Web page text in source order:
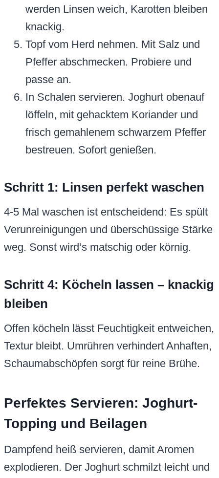
werden Linsen weich, Karotten bleiben
knackig.
Topf vom Herd nehmen. Mit Salz und
Pfeffer abschmecken. Probiere und
passe an.
In Schalen servieren. Joghurt obenauf
löffeln, mit gehacktem Koriander und
frisch gemahlenem schwarzem Pfeffer
bestreuen. Sofort genießen.
Schritt 1: Linsen perfekt waschen
4-5 Mal waschen ist entscheidend: Es spült
Verunreinigungen und überschüssige Stärke
weg. Sonst wird’s matschig oder körnig.
Schritt 4: Köcheln lassen – knackig
bleiben
Offen köcheln lässt Feuchtigkeit entweichen,
Textur bleibt. Umrühren verhindert Anhaften,
Schaumabschöpfen sorgt für reine Brühe.
Perfektes Servieren: Joghurt-
Topping und Beilagen
Dampfend heiß servieren, damit Aromen
explodieren. Der Joghurt schmilzt leicht und